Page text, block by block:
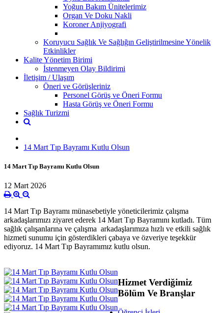
Yoğun Bakım Ünitelerimiz
Organ Ve Doku Nakli
Koroner Anjiyografi
Koruyucu Sağlık Ve Sağlığın Geliştirilmesine Yönelik
Etkinlikler
Kalite Yönetim Birimi
İstenmeyen Olay Bildirimi
İletişim / Ulaşım
Öneri ve Görüşleriniz
Personel Görüş ve Öneri Formu
Hasta Görüş ve Öneri Formu
Sağlık Turizmi
14 Mart Tıp Bayramı Kutlu Olsun
14 Mart Tıp Bayramı Kutlu Olsun
12 Mart 2026
14 Mart Tıp Bayramı münasebetiyle yöneticilerimiz çalışma
arkadaşlarımızı ziyaret ederek 14 Mart Tıp Bayramını kutladı. Tüm
sağlık çalışanlarına ve çalışma arkadaşlarımıza hızlı ve etkili sağlık
hizmeti sunumu için gösterdikleri çabaya ve özveriye teşekkür
ediyoruz. 14 Mart Tıp Bayramımız kutlu olsun.
Hizmet Verdiğimiz
Bölüm Ve Branşlar